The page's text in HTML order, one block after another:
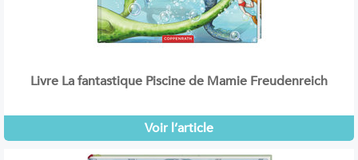
Livre La fantastique Piscine de Mamie Freudenreich
Voir l’article